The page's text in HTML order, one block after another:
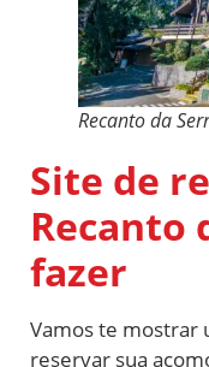
Recanto da
Site de
Recanto
fazer
Vamos te mostrar
reservar sua